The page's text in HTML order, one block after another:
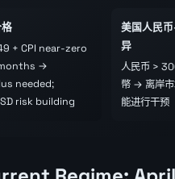
+ CPI near-zero
→
needed;
risk building
美国人民
异
人民币 >
幣 → 离岸
能进行干预